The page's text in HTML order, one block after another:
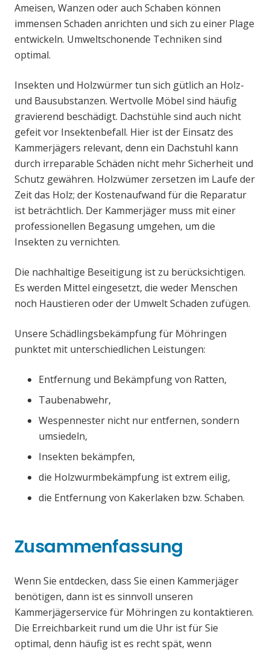
Ameisen, Wanzen oder auch Schaben können
immensen Schaden anrichten und sich zu einer Plage
entwickeln. Umweltschonende Techniken sind
optimal.
Insekten und Holzwürmer tun sich gütlich an Holz-
und Bausubstanzen. Wertvolle Möbel sind häufig
gravierend beschädigt. Dachstühle sind auch nicht
gefeit vor Insektenbefall. Hier ist der Einsatz des
Kammerjägers relevant, denn ein Dachstuhl kann
durch irreparable Schäden nicht mehr Sicherheit und
Schutz gewähren. Holzwümer zersetzen im Laufe der
Zeit das Holz; der Kostenaufwand für die Reparatur
ist beträchtlich. Der Kammerjäger muss mit einer
professionellen Begasung umgehen, um die
Insekten zu vernichten.
Die nachhaltige Beseitigung ist zu berücksichtigen.
Es werden Mittel eingesetzt, die weder Menschen
noch Haustieren oder der Umwelt Schaden zufügen.
Unsere Schädlingsbekämpfung für Möhringen
punktet mit unterschiedlichen Leistungen:
Entfernung und Bekämpfung von Ratten,
Taubenabwehr,
Wespennester nicht nur entfernen, sondern
umsiedeln,
Insekten bekämpfen,
die Holzwurmbekämpfung ist extrem eilig,
die Entfernung von Kakerlaken bzw. Schaben.
Zusammenfassung
Wenn Sie entdecken, dass Sie einen Kammerjäger
benötigen, dann ist es sinnvoll unseren
Kammerjägerservice für Möhringen zu kontaktieren.
Die Erreichbarkeit rund um die Uhr ist für Sie
optimal, denn häufig ist es recht spät, wenn